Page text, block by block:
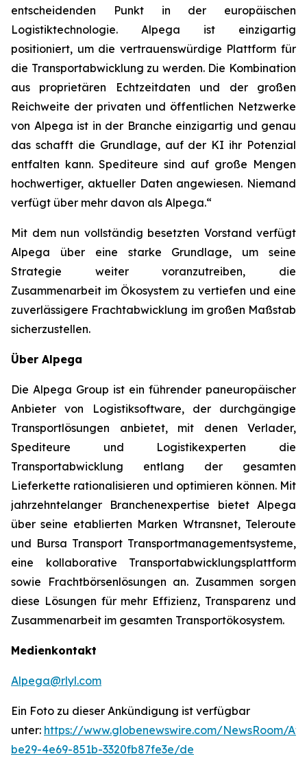
entscheidenden Punkt in der europäischen
Logistiktechnologie. Alpega ist einzigartig
positioniert, um die vertrauenswürdige Plattform für
die Transportabwicklung zu werden. Die Kombination
aus proprietären Echtzeitdaten und der großen
Reichweite der privaten und öffentlichen Netzwerke
von Alpega ist in der Branche einzigartig und genau
das schafft die Grundlage, auf der KI ihr Potenzial
entfalten kann. Spediteure sind auf große Mengen
hochwertiger, aktueller Daten angewiesen. Niemand
verfügt über mehr davon als Alpega.“
Mit dem nun vollständig besetzten Vorstand verfügt
Alpega über eine starke Grundlage, um seine
Strategie weiter voranzutreiben, die
Zusammenarbeit im Ökosystem zu vertiefen und eine
zuverlässigere Frachtabwicklung im großen Maßstab
sicherzustellen.
Über Alpega
Die Alpega Group ist ein führender paneuropäischer
Anbieter von Logistiksoftware, der durchgängige
Transportlösungen anbietet, mit denen Verlader,
Spediteure und Logistikexperten die
Transportabwicklung entlang der gesamten
Lieferkette rationalisieren und optimieren können. Mit
jahrzehntelanger Branchenexpertise bietet Alpega
über seine etablierten Marken Wtransnet, Teleroute
und Bursa Transport Transportmanagementsysteme,
eine kollaborative Transportabwicklungsplattform
sowie Frachtbörsenlösungen an. Zusammen sorgen
diese Lösungen für mehr Effizienz, Transparenz und
Zusammenarbeit im gesamten Transportökosystem.
Medienkontakt
Alpega@rlyl.com
Ein Foto zu dieser Ankündigung ist verfügbar
unter: https://www.globenewswire.com/NewsRoom/
be29-4e69-851b-3320fb87fe3e/de